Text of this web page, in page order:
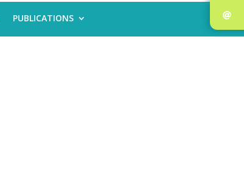
PUBLICATIONS